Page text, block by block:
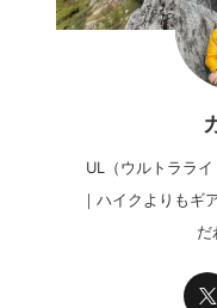
UL（ウルトララ
｜ハイクよりもギ
だ